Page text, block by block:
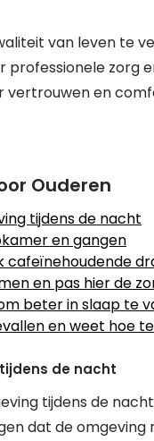
van leven te
zorg
en
Ouderen
tijdens de nacht
en gangen
en pas hier de
beter in slaap te
en weet hoe
de nacht
tijdens de
dat de omgeving